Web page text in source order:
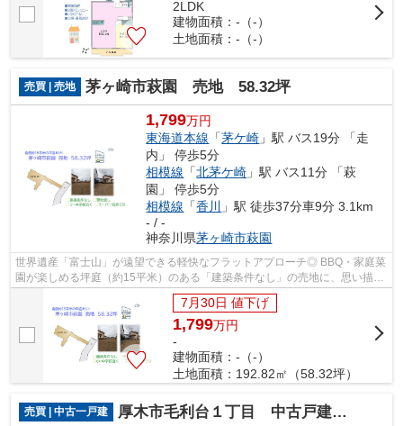
2LDK
建物面積：-（-）
土地面積：-（-）
売買 | 売地 茅ヶ崎市萩園 売地 58.32坪
1,799万円
東海道本線 「茅ケ崎 」駅 バス19分 「走
内」 停歩5分
相模線 「北茅ケ崎 」駅 バス11分 「萩
園」 停歩5分
相模線 「香川
」駅 徒歩37分車9分 3.1km
- / -
神奈川県茅ヶ崎市萩園
世界遺産「富士山」が遠望できる軽快なフラットアプローチ◎ BBQ・家庭菜
園が楽しめる坪庭（約15平米）のある「建築条件なし」の売地に、思い描く
理想のマイホームを建築しませんか♪ ぜ...
7月30日 値下げ
1,799万円
-
建物面積：-（-）
土地面積：192.82㎡（58.32坪）
売買 | 中古一戸建 厚木市毛利台１丁目 中古戸建 54.01坪